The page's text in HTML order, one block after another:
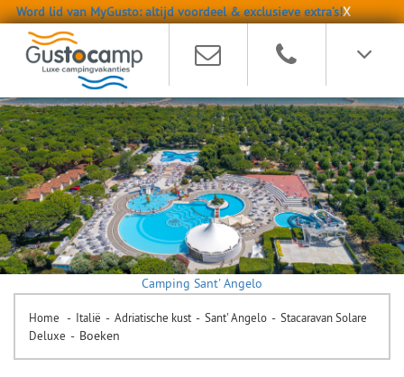
Word lid van MyGusto: altijd voordeel & exclusieve extra’s!X
Camping Sant' Angelo
Home - Italië - Adriatische kust - Sant' Angelo - Stacaravan Solare
Deluxe - Boeken